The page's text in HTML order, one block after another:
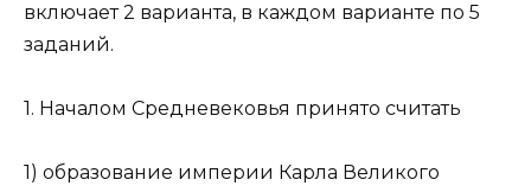
включает 2 варианта, в каждом варианте по 5
заданий.
1. Началом Средневековья принято считать
1) образование империи Карла Великого